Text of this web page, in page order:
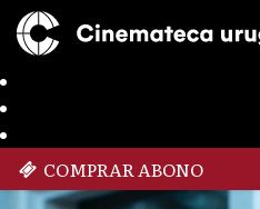
COMPRAR ABONO